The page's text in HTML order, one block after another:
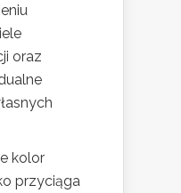
oraz
kolor
przyciąga